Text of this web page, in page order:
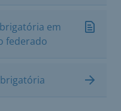
em
federado